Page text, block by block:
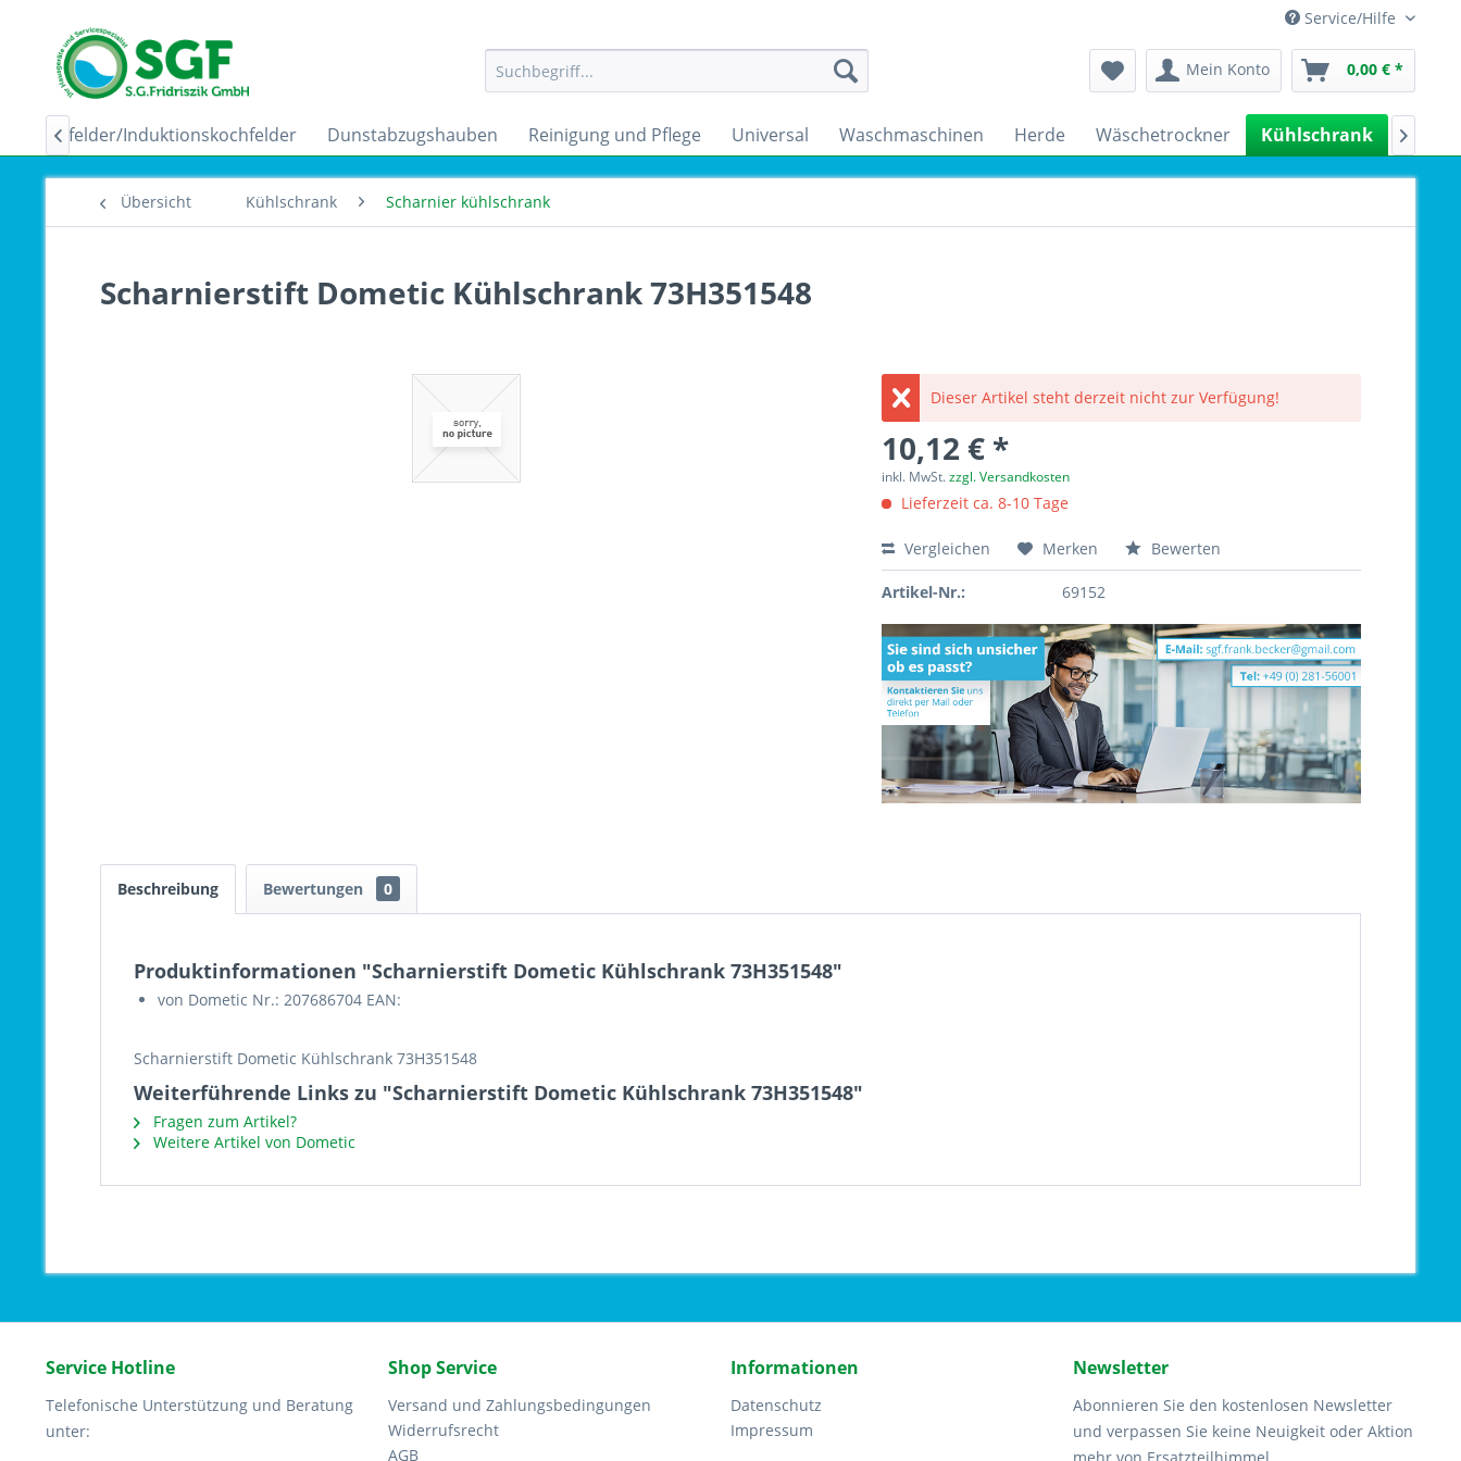
Service/Hilfe
Mein Konto 0,00 € *
Ceranfelder/Induktionskochfelder Dunstabzugshauben Reinigung und Pflege Universal Waschmaschinen Herde Wäschetrockner Kühlschrank
 
Übersicht Kühlschrank Scharnier kühlschrank
Scharnierstift Dometic Kühlschrank 73H351548
Dieser Artikel steht derzeit nicht zur Verfügung!
10,12 € *
inkl. MwSt.zzgl. Versandkosten
Lieferzeit ca. 8-10 Tage
Vergleichen Merken Bewerten
Artikel-Nr.: 69152
Beschreibung Bewertungen 0
Produktinformationen "Scharnierstift Dometic Kühlschrank 73H351548"
von Dometic Nr.: 207686704 EAN:
Scharnierstift Dometic Kühlschrank 73H351548
Weiterführende Links zu "Scharnierstift Dometic Kühlschrank 73H351548"
Fragen zum Artikel?
Weitere Artikel von Dometic
Service Hotline
Telefonische Unterstützung und Beratung
unter:
Shop Service
Versand und Zahlungsbedingungen
Widerrufsrecht
AGB
Informationen
Datenschutz
Impressum
Newsletter
Abonnieren Sie den kostenlosen Newsletter
und verpassen Sie keine Neuigkeit oder Aktion